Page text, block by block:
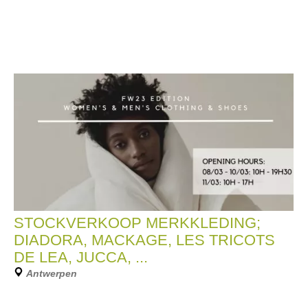
STOCKVERKOOP MERKKLEDING;
DIADORA, MACKAGE, LES TRICOTS
DE LEA, JUCCA, ...
Antwerpen